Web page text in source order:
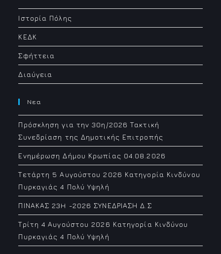
Ιστορία Πόλης
ΚΕΔΚ
Σφήττεια
Διαύγεια
Νεα
Πρόσκληση για την 30η/2026 Τακτική
Συνεδρίαση της Δημοτικής Επιτροπής
Ενημέρωση Δήμου Κρωπίας 04.08.2026
Τετάρτη 5 Αυγούστου 2026 Κατηγορία Κινδύνου
Πυρκαγιάς 4 Πολύ Υψηλή
ΠΙΝΑΚΑΣ 23H -2026 ΣΥΝΕΔΡΙΑΣΗ Δ.Σ
Τρίτη 4 Αυγούστου 2026 Κατηγορία Κινδύνου
Πυρκαγιάς 4 Πολύ Υψηλή